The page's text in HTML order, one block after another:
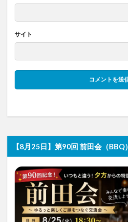
サイト
【8月25日】第90回 前田会（BBQ）